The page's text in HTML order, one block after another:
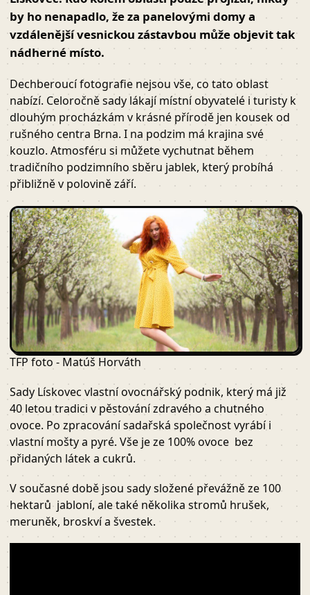
by ho nenapadlo, že za panelovými domy a
vzdálenější vesnickou zástavbou může objevit tak
nádherné místo.
Dechberoucí fotografie nejsou vše, co tato oblast
nabízí. Celoročně sady lákají místní obyvatelé i turisty k
dlouhým procházkám v krásné přírodě jen kousek od
rušného centra Brna. I na podzim má krajina své
kouzlo. Atmosféru si můžete vychutnat během
tradičního podzimního sběru jablek, který probíhá
přibližně v polovině září.
TFP foto - Matúš Horváth
Sady Lískovec vlastní ovocnářský podnik, který má již
40 letou tradici v pěstování zdravého a chutného
ovoce. Po zpracování sadařská společnost vyrábí i
vlastní mošty a pyré. Vše je ze 100% ovoce bez
přidaných látek a cukrů.
V současné době jsou sady složené převážně ze 100
hektarů jabloní, ale také několika stromů hrušek,
meruněk, broskví a švestek.